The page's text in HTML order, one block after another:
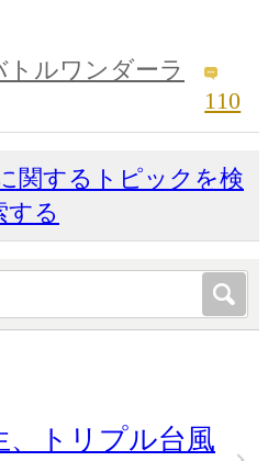
トルワンダーラ
110
関するトピックを検
する
、トリプル台風